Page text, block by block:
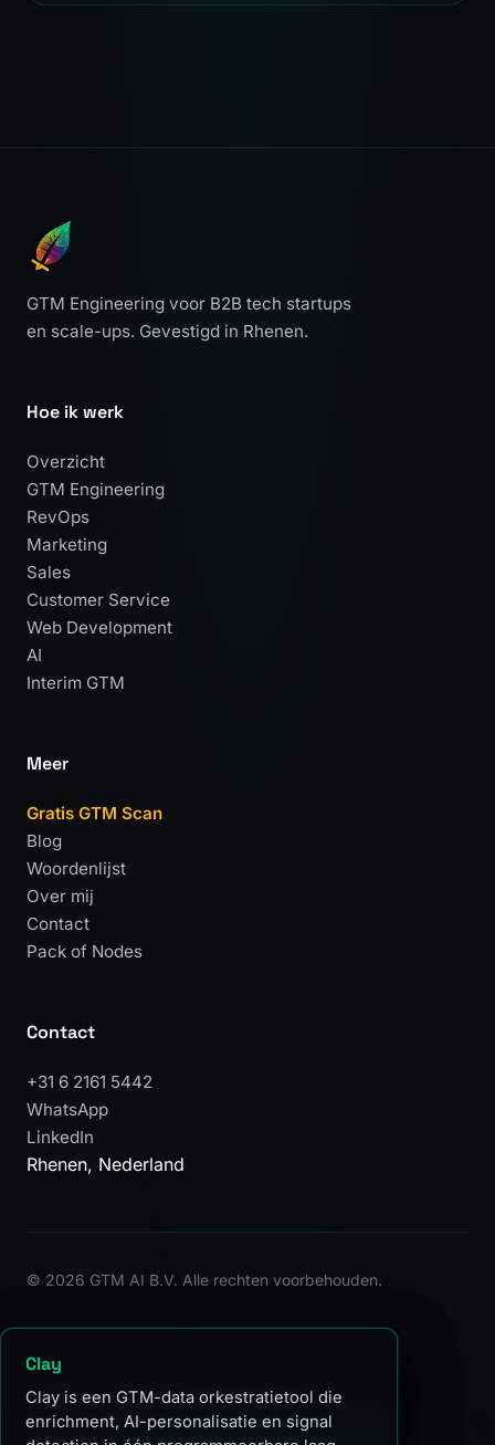
GTM Engineering voor B2B tech startups
en scale-ups. Gevestigd in Rhenen.
Hoe ik werk
Overzicht
GTM Engineering
RevOps
Marketing
Sales
Customer Service
Web Development
AI
Interim GTM
Meer
Gratis GTM Scan
Blog
Woordenlijst
Over mij
Contact
Pack of Nodes
Contact
+31 6 2161 5442
WhatsApp
LinkedIn
Rhenen, Nederland
© 2026 GTM AI B.V. Alle rechten voorbehouden.
Enrichment
Het toevoegen van firmographics,
contactdata en gedragsdata aan bestaande
GTM Engineering
De discipline waarin technische bouwers
omzetsystemen ontwerpen en
Clay
Clay is een GTM-data orkestratietool die
enrichment, AI-personalisatie en signal